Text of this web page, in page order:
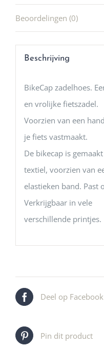
Beoordelingen (0)
Beschrijving
BikeCap zadelhoes.
en vrolijke fietszadel.
Voorzien van een
je fiets vastmaakt.
De bikecap is
textiel, voorzien van
elastieken band. Past
Verkrijgbaar in vele
verschillende printjes.
Deel op Facebook
Pin dit product